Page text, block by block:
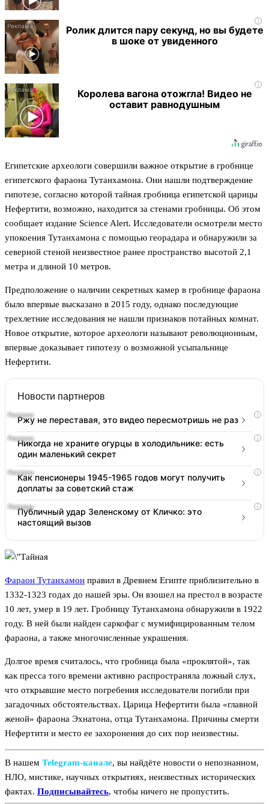
i
Ролик длится пару секунд, но вы будете
в шоке от увиденного
i
Королева вагона отожгла! Видео не
оставит равнодушным
Египетские археологи совершили важное открытие в гробнице
египетского фараона Тутанхамона. Они нашли подтверждение
гипотезе, согласно которой тайная гробница египетской царицы
Нефертити, возможно, находится за стенами гробницы. Об этом
сообщает издание Science Alert. Исследователи осмотрели место
упокоения Тутанхамона с помощью георадара и обнаружили за
северной стеной неизвестное ранее пространство высотой 2,1
метра и длиной 10 метров.
Предположение о наличии секретных камер в гробнице фараона
было впервые высказано в 2015 году, однако последующие
трехлетние исследования не нашли признаков потайных комнат.
Новое открытие, которое археологи называют революционным,
впервые доказывает гипотезу о возможной усыпальнице
Нефертити.
Новости партнеров
i
Ржу не переставая, это видео пересмотришь не раз
i
Никогда не храните огурцы в холодильнике: есть
один маленький секрет
i
Как пенсионеры 1945-1965 годов могут получить
доплаты за советский стаж
i
Публичный удар Зеленскому от Кличко: это
настоящий вызов
Фараон Тутанхамон правил в Древнем Египте приблизительно в
1332-1323 годах до нашей эры. Он взошел на престол в возрасте
10 лет, умер в 19 лет. Гробницу Тутанхамона обнаружили в 1922
году. В ней были найден саркофаг с мумифицированным телом
фараона, а также многочисленные украшения.
Долгое время считалось, что гробница была «проклятой», так
как пресса того времени активно распространяла ложный слух,
что открывшие место погребения исследователи погибли при
загадочных обстоятельствах. Царица Нефертити была «главной
женой» фараона Эхнатона, отца Тутанхамона. Причины смерти
Нефертити и место ее захоронения до сих пор неизвестны.
В нашем Telegram‑канале, вы найдёте новости о непознанном,
НЛО, мистике, научных открытиях, неизвестных исторических
фактах. Подписывайтесь, чтобы ничего не пропустить.